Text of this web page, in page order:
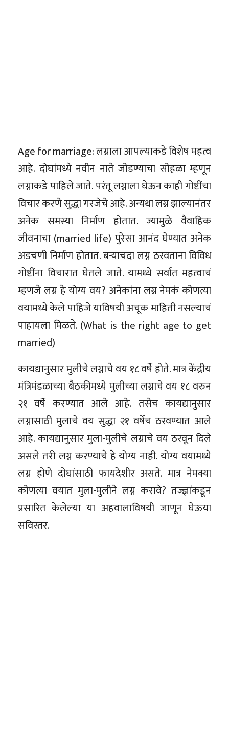
Age for marriage: लग्नाला आपल्याकडे विशेष महत्व
आहे. दोघांमध्ये नवीन नाते जोडण्याचा सोहळा म्हणून
लग्नाकडे पाहिले जाते. परंतू लग्नाला घेऊन काही गोष्टींचा
विचार करणे सुद्धा गरजेचे आहे. अन्यथा लग्न झाल्यानंतर
अनेक समस्या निर्माण होतात. ज्यामुळे वैवाहिक
जीवनाचा (married life) पुरेसा आनंद घेण्यात अनेक
अडचणी निर्माण होतात. बर्‍याचदा लग्न ठरवताना विविध
गोष्टींना विचारात घेतले जाते. यामध्ये सर्वात महत्वाचं
म्हणजे लग्न हे योग्य वय? अनेकांना लग्न नेमकं कोणत्या
वयामध्ये केले पाहिजे याविषयी अचूक माहिती नसल्याचं
पाहायला मिळते. (What is the right age to get
married)
कायद्यानुसार मुलीचे लग्नाचे वय १८ वर्षे होते. मात्र केंद्रीय
मंत्रिमंडळाच्या बैठकीमध्ये मुलीच्या लग्नाचे वय १८ वरुन
२१ वर्षे करण्यात आले आहे. तसेच कायद्यानुसार
लग्नासाठी मुलाचे वय सुद्धा २१ वर्षेच ठरवण्यात आले
आहे. कायद्यानुसार मुला-मुलीचे लग्नाचे वय ठरवून दिले
असले तरी लग्न करण्याचे हे योग्य नाही. योग्य वयामध्ये
लग्न होणे दोघांसाठी फायदेशीर असते. मात्र नेमक्या
कोणत्या वयात मुला-मुलीने लग्न करावे? तज्ज्ञांकडून
प्रसारित केलेल्या या अहवालाविषयी जाणून घेऊया
सविस्तर.